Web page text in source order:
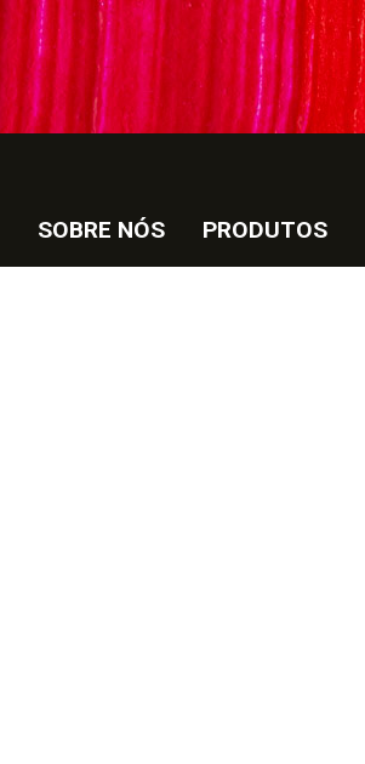
SOBRE NÓS PRODUTOS